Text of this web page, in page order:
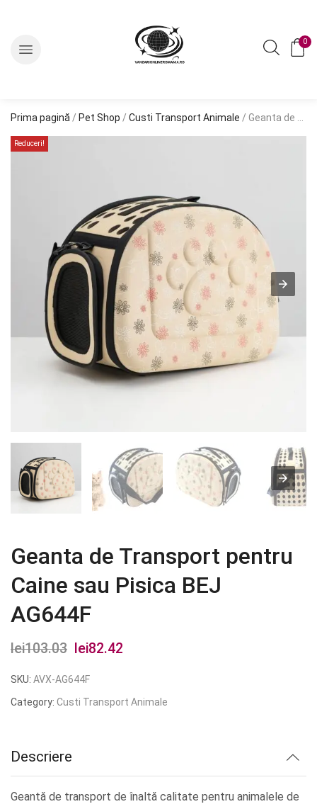
0
Prima pagină / Pet Shop / Custi Transport Animale / Geanta de Transport pentru Caine sau Pisica BEJ AG644F
Reduceri!
Geanta de Transport pentru
Caine sau Pisica BEJ
AG644F
lei103.03
Prețul
inițial
a
lei82.42
este:
SKU: AVX-AG644F
Category: Custi Transport Animale
Descriere
Geantă de transport de înaltă calitate pentru animalele de